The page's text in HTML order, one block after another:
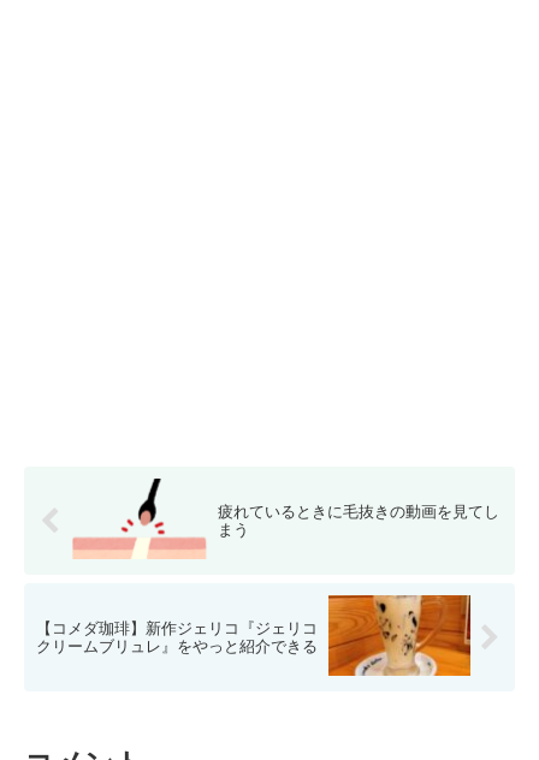
疲れているときに毛抜きの動画を見てし
まう
【コメダ珈琲】新作ジェリコ『ジェリコ
クリームブリュレ』をやっと紹介できる